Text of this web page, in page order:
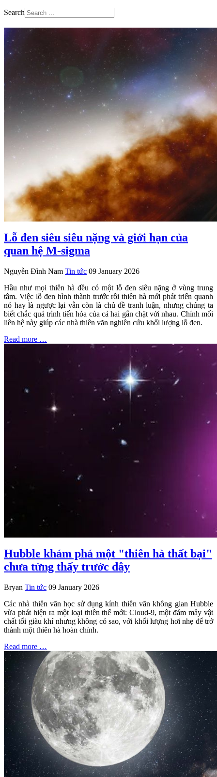
Search
Lỗ đen siêu siêu nặng và giới hạn của
quan hệ M-sigma
Nguyễn Đình Nam Tin tức 09 January 2026
Hầu như mọi thiên hà đều có một lỗ đen siêu nặng ở vùng trung
tâm. Việc lỗ đen hình thành trước rồi thiên hà mới phát triển quanh
nó hay là ngược lại vẫn còn là chủ đề tranh luận, nhưng chúng ta
biết chắc quá trình tiến hóa của cả hai gắn chặt với nhau. Chính mối
liên hệ này giúp các nhà thiên văn nghiên cứu khối lượng lỗ đen.
Read more …
Hubble khám phá một "thiên hà thất bại"
chưa từng thấy trước đây
Bryan Tin tức 09 January 2026
Các nhà thiên văn học sử dụng kính thiên văn không gian Hubble
vừa phát hiện ra một loại thiên thể mới: Cloud-9, một đám mây vật
chất tối giàu khí nhưng không có sao, với khối lượng hơi nhẹ để trở
thành một thiên hà hoàn chỉnh.
Read more …